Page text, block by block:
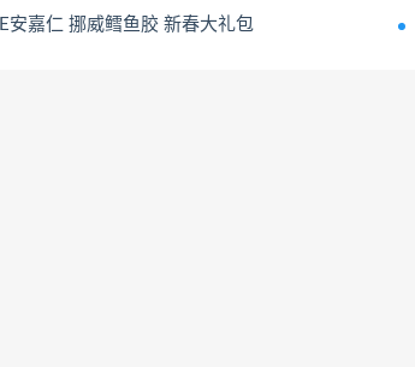
安嘉仁 挪威鳕鱼胶 新春大礼包